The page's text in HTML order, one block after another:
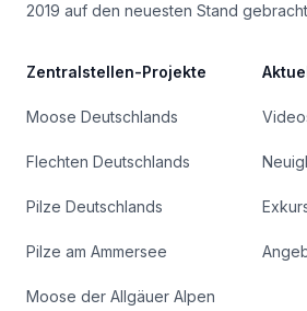
2019 auf den neuesten Stand
Zentralstellen-Projekte
Moose Deutschlands
Flechten Deutschlands
Pilze Deutschlands
Pilze am Ammersee
Moose der Allgäuer Alpen